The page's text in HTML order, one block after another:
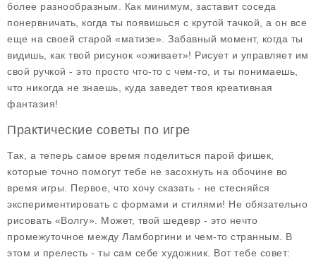
более разнообразным. Как минимум, заставит соседа
понервничать, когда ты появишься с крутой тачкой, а он все
еще на своей старой «матизе». Забавный момент, когда ты
видишь, как твой рисунок «оживает»! Рисует и управляет им
свой ручкой - это просто что-то с чем-то, и ты понимаешь,
что никогда не знаешь, куда заведет твоя креативная
фантазия!
Практические советы по игре
Так, а теперь самое время поделиться парой фишек,
которые точно помогут тебе не засохнуть на обочине во
время игры. Первое, что хочу сказать - не стесняйся
экспериментировать с формами и стилями! Не обязательно
рисовать «Волгу». Может, твой шедевр - это нечто
промежуточное между Ламборгини и чем-то странным. В
этом и прелесть - ты сам себе художник. Вот тебе совет: